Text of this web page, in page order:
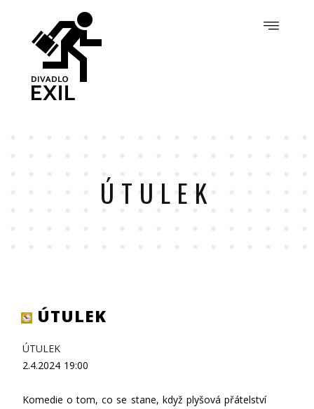
ÚTULEK
ÚTULEK
ÚTULEK
2.4.2024 19:00
Komedie o tom, co se stane, když plyšová přátelství